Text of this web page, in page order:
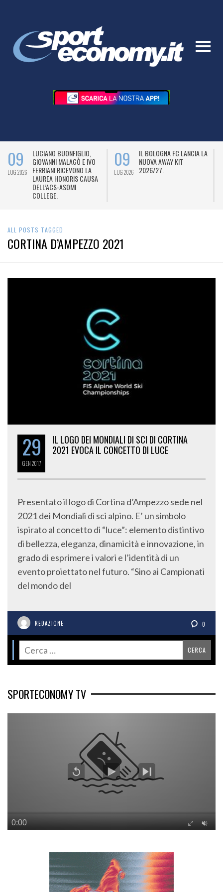
09
LUG 2026
LUCIANO BUONFIGLIO,
GIOVANNI MALAGÒ E IVO
FERRIANI RICEVONO LA
LAUREA HONORIS CAUSA
DELL’ACS-ASOMI
COLLEGE.
09
LUG 2026
IL BOLOGNA FC LANCIA LA
NUOVA AWAY KIT
2026/27.
ALL POSTS TAGGED
CORTINA D’AMPEZZO 2021
29
GEN2017
IL LOGO DEI MONDIALI DI SCI DI CORTINA
2021 EVOCA IL CONCETTO DI LUCE
Presentato il logo di Cortina d’Ampezzo sede nel
2021 dei Mondiali di sci alpino. E’ un simbolo
ispirato al concetto di “luce”: elemento distintivo
di bellezza, eleganza, dinamicità e innovazione, in
grado di esprimere i valori e l’identità di un
evento proiettato nel futuro. “Sino ai Campionati
del mondo del
REDAZIONE 0
SPORTECONOMY TV